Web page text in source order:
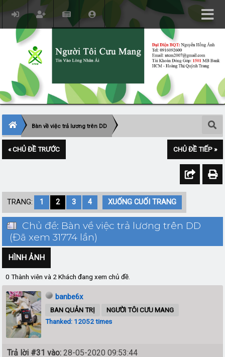
Bàn về việc trả lương trên DD
« CHỦ ĐỀ TRƯỚC CHỦ ĐỀ TIẾP »
TRANG: 1 2 3 4 XUỐNG CUỐI TRANG
Chủ đề: Bàn về việc trả lương trên DD
(Đã xem 31774 lần)
HÌNH ẢNH
0 Thành viên và 2 Khách đang xem chủ đề.
banbe6x
BAN QUẢN TRỊ
NGƯỜI TÔI CƯU MANG
Thanked: 12052 times
Trả lời #31 vào: 28-05-2020 09:53:44